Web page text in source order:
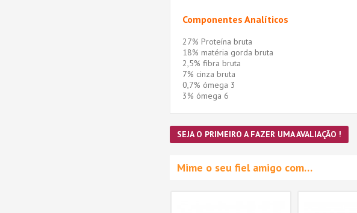
Componentes Analíticos
27% Proteína bruta
18% matéria gorda bruta
2,5% fibra bruta
7% cinza bruta
0,7% ómega 3
3% ómega 6
SEJA O PRIMEIRO A FAZER UMA AVALIAÇÃO !
Mime o seu fiel amigo com…